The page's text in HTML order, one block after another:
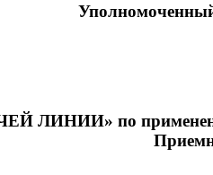
ЛИНИИ» по